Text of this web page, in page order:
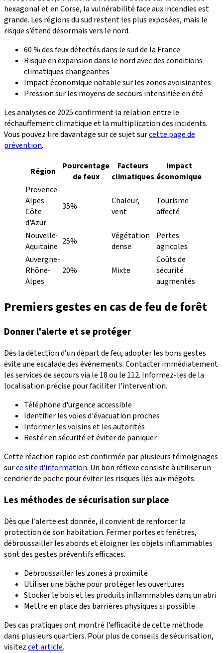
hexagonal et en Corse, la vulnérabilité face aux incendies est
grande. Les régions du sud restent les plus exposées, mais le
risque s’étend désormais vers le nord.
60 % des feux détectés dans le sud de la France
Risque en expansion dans le nord avec des conditions
climatiques changeantes
Impact économique notable sur les zones avoisinantes
Pression sur les moyens de secours intensifiée en été
Les analyses de 2025 confirment la relation entre le
réchauffement climatique et la multiplication des incidents.
Vous pouvez lire davantage sur ce sujet surcette page de
prévention.
Région
Pourcentage
de feux
Facteurs
climatiques
Impact
économique
Provence-
Alpes-
Côte
d'Azur
35%
Chaleur,
vent
Tourisme
affecté
Nouvelle-
Aquitaine 25%
Végétation
dense
Pertes
agricoles
Auvergne-
Rhône-
Alpes
20% Mixte
Coûts de
sécurité
augmentés
Premiers gestes en cas de feu de forêt
Donner l'alerte et se protéger
Dès la détection d’un départ de feu, adopter les bons gestes
évite une escalade des événements. Contacter immédiatement
les services de secours via le 18 ou le 112. Informez-les de la
localisation précise pour faciliter l’intervention.
Téléphone d'urgence accessible
Identifier les voies d'évacuation proches
Informer les voisins et les autorités
Restér en sécurité et éviter de paniquer
Cette réaction rapide est confirmée par plusieurs témoignages
surce site d'information. Un bon réflexe consiste à utiliser un
cendrier de poche pour éviter les risques liés aux mégots.
Les méthodes de sécurisation sur place
Dès que l’alerte est donnée, il convient de renforcer la
protection de son habitation. Fermer portes et fenêtres,
débroussailler les abords et éloigner les objets inflammables
sont des gestes préventifs efficaces.
Débroussailler les zones à proximité
Utiliser une bâche pour protéger les ouvertures
Stocker le bois et les produits inflammables dans un abri
Mettre en place des barrières physiques si possible
Des cas pratiques ont montré l’efficacité de cette méthode
dans plusieurs quartiers. Pour plus de conseils de sécurisation,
visitezcet article.